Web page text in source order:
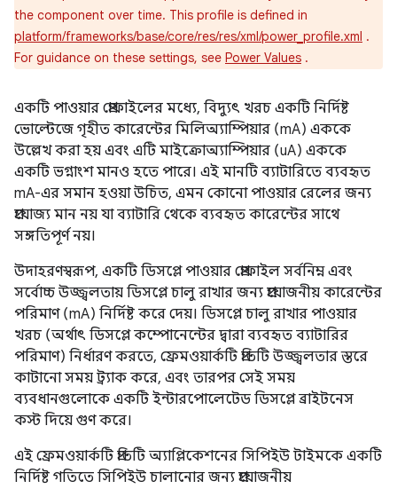
the component over time. This profile is defined in
platform/frameworks/base/core/res/res/xml/power_profile.xml .
For guidance on these settings, see Power Values .
একটি পাওয়ার প্রোফাইলের মধ্যে, বিদ্যুৎ খরচ একটি নির্দিষ্ট
ভোল্টেজে গৃহীত কারেন্টের মিলিঅ্যাম্পিয়ার (mA) এককে
উল্লেখ করা হয় এবং এটি মাইক্রোঅ্যাম্পিয়ার (uA) এককে
একটি ভগ্নাংশ মানও হতে পারে। এই মানটি ব্যাটারিতে ব্যবহৃত
mA-এর সমান হওয়া উচিত, এমন কোনো পাওয়ার রেলের জন্য
প্রযোজ্য মান নয় যা ব্যাটারি থেকে ব্যবহৃত কারেন্টের সাথে
সঙ্গতিপূর্ণ নয়।
উদাহরণস্বরূপ, একটি ডিসপ্লে পাওয়ার প্রোফাইল সর্বনিম্ন এবং
সর্বোচ্চ উজ্জ্বলতায় ডিসপ্লে চালু রাখার জন্য প্রয়োজনীয় কারেন্টের
পরিমাণ (mA) নির্দিষ্ট করে দেয়। ডিসপ্লে চালু রাখার পাওয়ার
খরচ (অর্থাৎ ডিসপ্লে কম্পোনেন্টের দ্বারা ব্যবহৃত ব্যাটারির
পরিমাণ) নির্ধারণ করতে, ফ্রেমওয়ার্কটি প্রতিটি উজ্জ্বলতার স্তরে
কাটানো সময় ট্র্যাক করে, এবং তারপর সেই সময়
ব্যবধানগুলোকে একটি ইন্টারপোলেটেড ডিসপ্লে ব্রাইটনেস
কস্ট দিয়ে গুণ করে।
এই ফ্রেমওয়ার্কটি প্রতিটি অ্যাপ্লিকেশনের সিপিইউ টাইমকে একটি
নির্দিষ্ট গতিতে সিপিইউ চালানোর জন্য প্রয়োজনীয়